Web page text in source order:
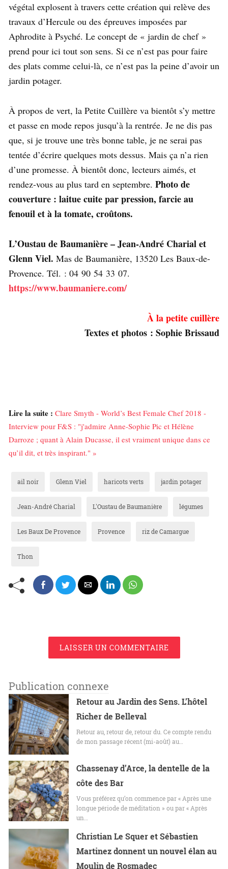
végétal explosent à travers cette création qui relève des
travaux d’Hercule ou des épreuves imposées par
Aphrodite à Psyché. Le concept de « jardin de chef »
prend pour ici tout son sens. Si ce n’est pas pour faire
des plats comme celui-là, ce n’est pas la peine d’avoir un
jardin potager.
À propos de vert, la Petite Cuillère va bientôt s’y mettre
et passe en mode repos jusqu’à la rentrée. Je ne dis pas
que, si je trouve une très bonne table, je ne serai pas
tentée d’écrire quelques mots dessus. Mais ça n’a rien
d’une promesse. À bientôt donc, lecteurs aimés, et
rendez-vous au plus tard en septembre. Photo de
couverture : laitue cuite par pression, farcie au
fenouil et à la tomate, croûtons.
L’Oustau de Baumanière – Jean-André Charial et
Glenn Viel. Mas de Baumanière, 13520 Les Baux-de-
Provence. Tél. : 04 90 54 33 07.
https://www.baumaniere.com/
À la petite cuillère
Textes et photos : Sophie Brissaud
Lire la suite : Clare Smyth - World’s Best Female Chef 2018 -
Interview pour F&S : "j'admire Anne-Sophie Pic et Hélène
Darroze ; quant à Alain Ducasse, il est vraiment unique dans ce
qu’il dit, et très inspirant." »
ail noir Glenn Viel haricots verts jardin potager
Jean-André Charial L'Oustau de Baumanière légumes
Les Baux De Provence Provence riz de Camargue
Thon
LAISSER UN COMMENTAIRE
Publication connexe
Retour au Jardin des Sens. L’hôtel
Richer de Belleval
Retour au, retour de, retour du. Ce compte rendu
de mon passage récent (mi-août) au…
Chassenay d’Arce, la dentelle de la
côte des Bar
Vous préférez qu’on commence par « Après une
longue période de méditation » ou par « Après
un…
Christian Le Squer et Sébastien
Martinez donnent un nouvel élan au
Moulin de Rosmadec